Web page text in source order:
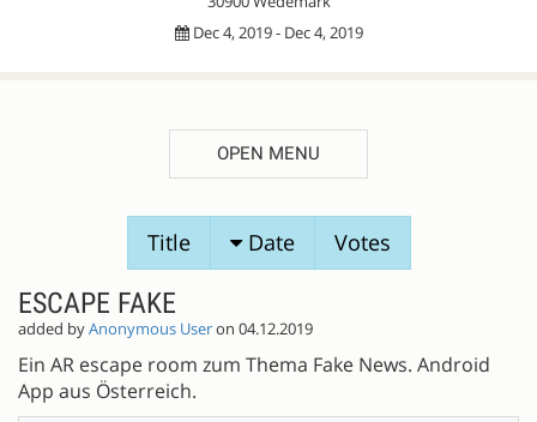
Dec 4, 2019 - Dec 4, 2019
OPEN MENU
Title Date Votes
ESCAPE FAKE
added byAnonymous Useron 04.12.2019
Ein AR escape room zum Thema Fake News. Android
App aus Österreich.